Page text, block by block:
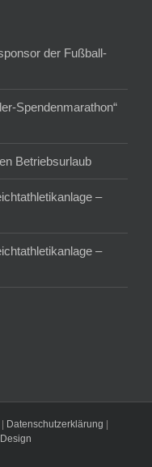
der Fußball-
Spendenmarathon“
Betriebsurlaub
–
–
Datenschutzerklärung